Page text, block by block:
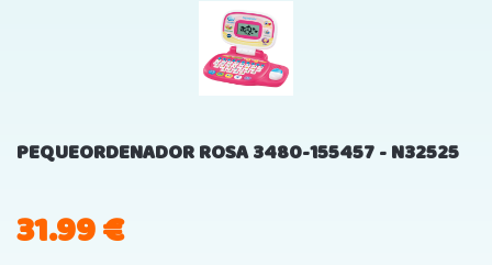
PEQUEORDENADOR ROSA 3480-155457 - N32525
31.99€